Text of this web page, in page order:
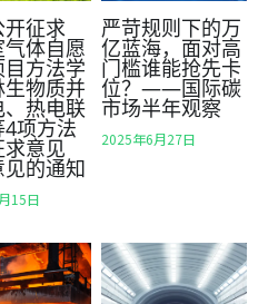
展
案
决方案
决方案
品—唐博士在线
端应用—中创碳知
绿色普惠
碳经”
征求
气体自愿
目方法学
生物质并
、热电联
项方法
意见
的通知
15日
严苛规则下的万
亿蓝海，面对高
门槛谁能抢先卡
位？——国际碳
市场半年观察
2025年6月27日